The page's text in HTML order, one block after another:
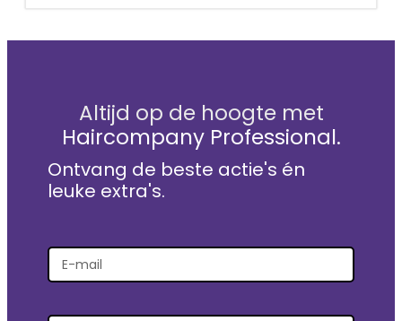
Altijd op de hoogte met
Haircompany Professional.
Ontvang de beste actie's én
leuke extra's.